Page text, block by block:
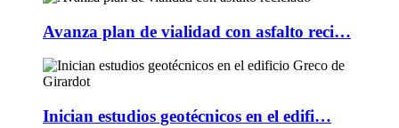
Avanza plan de vialidad con asfalto reci…
Inician estudios geotécnicos en el edifi…